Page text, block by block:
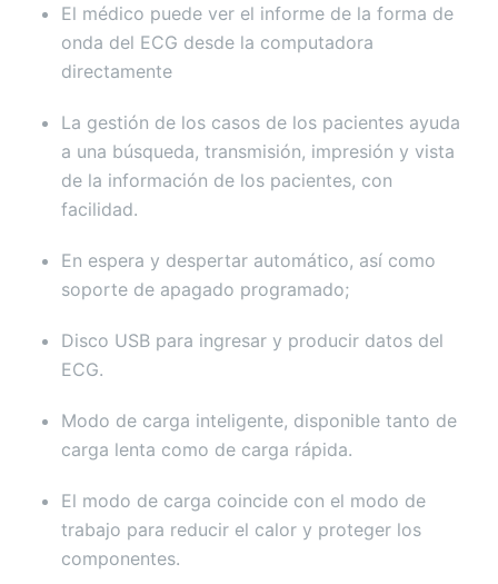
El médico puede ver el informe de la forma de
onda del ECG desde la computadora
directamente
La gestión de los casos de los pacientes ayuda
a una búsqueda, transmisión, impresión y vista
de la información de los pacientes, con
facilidad.
En espera y despertar automático, así como
soporte de apagado programado;
Disco USB para ingresar y producir datos del
ECG.
Modo de carga inteligente, disponible tanto de
carga lenta como de carga rápida.
El modo de carga coincide con el modo de
trabajo para reducir el calor y proteger los
componentes.